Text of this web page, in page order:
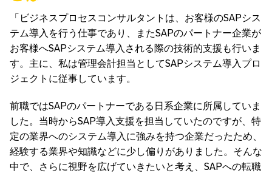
「ビジネスプロセスコンサルタントは、お客様のSAPシス
テム導入を行う仕事であり、またSAPのパートナー企業が
お客様へSAPシステム導入される際の技術的支援も行いま
す。主に、私は管理会計担当としてSAPシステム導入プロ
ジェクトに従事しています。
前職ではSAPのパートナーである日系企業に所属していま
した。当時からSAP導入支援を担当していたのですが、特
定の業界へのシステム導入に強みを持つ企業だったため、
経験する業界や知識などに少し偏りがありました。そんな
中で、さらに視野を広げていきたいと考え、SAPへの転職